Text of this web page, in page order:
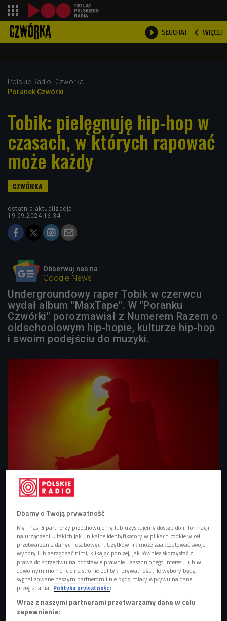
 SŁUCHAJ  WIĘCEJ

Polskie Radio
Czwórka
Poranek Czwórki
Tobik: pielęgnuję hip-hop w
czasach, w których rapować
może każdy
ostatnia aktualizacja:
19.09.2024 16:34
Obserwuj nas na
Google News
Undergroundowy raper Tobik w czerwcu
wydał album "MaxTape". W "Poranku
Czwórki" porozmawiał z Numerem Razem o
oldschoolowym hip-hopie, kulturze hip-hop
i swoim podejściu do muzyki.
Raper na scenie Foto: Shutterstock
skierowany dla wszystkich fanów starego hip-hopu z lat 90.
Płyta "MaxTape" jest pełna sampli i skreczy nawiązujących
do złotej ery hip-hopu.
POSŁUCHAJ
35:04
Tobik odwiedził Numera Raza, żeby porozmawiać o
płycie "MaxTape" (Poranek Czwórki/Czwórka)
Dbamy o Twoją prywatność
My i nasi5 partnerzy przechowujemy lub uzyskujemy dostęp do informacji
na urządzeniu, takich jak unikalne identyfikatory w plikach cookie w celu
przetwarzania danych osobowych. Użytkownik może zaakceptować swoje
wybory lub zarządzać nimi, klikając poniżej, jak również skorzystać z
prawa do sprzeciwu na podstawie prawnie uzasadnionego interesu lub w
dowolnym momencie na stronie polityki prywatności. Te wybory będą
sygnalizowane naszym partnerom i nie będą miały wpływu na dane
przeglądania. Polityka prywatności
Wraz z naszymi partnerami przetwarzamy dane w celu
zapewnienia: